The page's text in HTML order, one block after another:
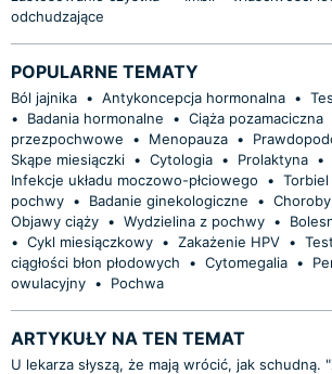
odchudzające
POPULARNE TEMATY
Ból jajnika • Antykoncepcja hormonalna •
•
Badania hormonalne • Ciąża pozamaciczna
przezpochwowe
• Menopauza •
Skąpe miesiączki • Cytologia • Prolaktyna •
Infekcje układu moczowo-płciowego
• Torbiel
pochwy • Badanie ginekologiczne •
Objawy ciąży • Wydzielina z pochwy •
• Cykl miesiączkowy • Zakażenie HPV •
ciągłości błon płodowych
• Cytomegalia •
owulacyjny • Pochwa
ARTYKUŁY NA TEN TEMAT
U lekarza słyszą, że mają wrócić, jak schudną.